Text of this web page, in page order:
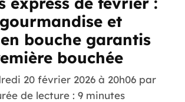
et
bouche garantis
bouchée
20 février 2026 à 20h06 par
de lecture : 9 minutes